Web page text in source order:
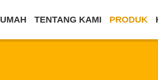
TENTANG KAMI PRODUK